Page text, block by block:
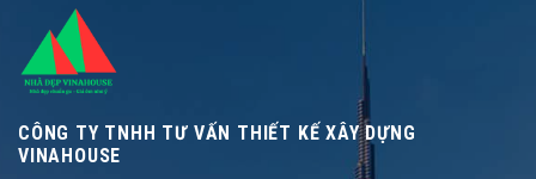
CÔNG TY TNHH TƯ VẤN THIẾT KẾ XÂY DỰNG
VINAHOUSE